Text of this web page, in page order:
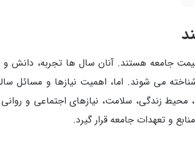
جامعه هستند. آنان سال ها تجربه، دانش
می‌ شوند. اما، اهمیت نیازها و مسائل
محیط زندگی، سلامت، نیازهای اجتماعی و
و تعهدات جامعه قرار گیرد.